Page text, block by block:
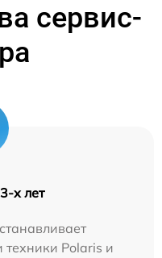
сервис-
х лет
техники Polaris и